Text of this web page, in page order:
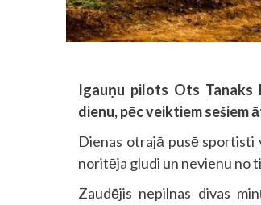
Igauņu pilots Ots Tanaks
dienu, pēc veiktiem sešiem
Dienas otrajā pusē sportisti
noritēja gludi un nevienu no
Zaudējis nepilnas divas